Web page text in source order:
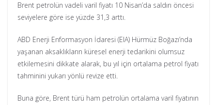
Brent petrolün vadeli varil fiyatı 10 Nisan’da saldırı öncesi
seviyelere göre ise yüzde 31,3 arttı.
ABD Enerji Enformasyon İdaresi (EIA) Hürmüz Boğazı’nda
yaşanan aksaklıkların küresel enerji tedarikini olumsuz
etkilemesini dikkate alarak, bu yıl için ortalama petrol fiyatı
tahminini yukarı yönlü revize etti.
Buna göre, Brent türü ham petrolün ortalama varil fiyatının